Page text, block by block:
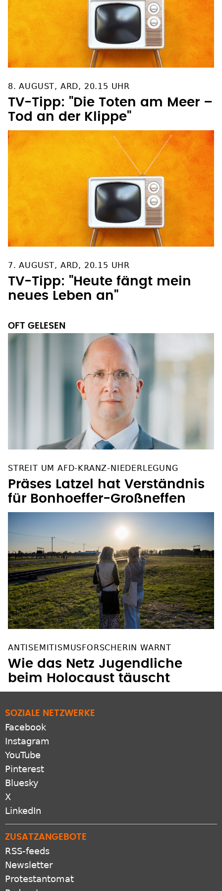
TV-Tipp: "Die Toten am Meer –
Tod an der Klippe"
TV-Tipp: "Heute fängt mein
neues Leben an"
Präses Latzel hat Verständnis
für Bonhoeffer-Großneffen
Wie das Netz Jugendliche
beim Holocaust täuscht
Facebook
Instagram
YouTube
Pinterest
Bluesky
X
LinkedIn
RSS-feeds
Newsletter
Protestantomat
Podcast